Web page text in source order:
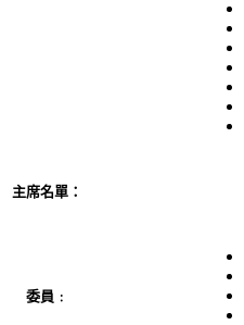
主席名單：
委員﹕